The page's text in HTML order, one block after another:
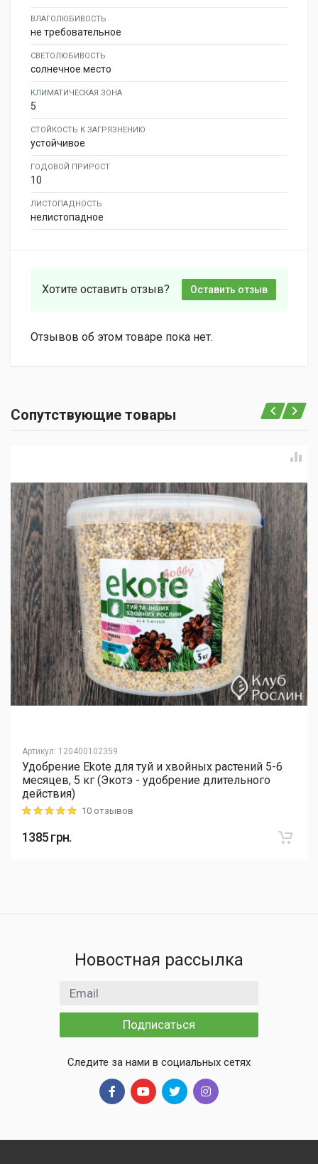
ВЛАГОЛЮБИВОСТЬ
не требовательное
СВЕТОЛЮБИВОСТЬ
солнечное место
КЛИМАТИЧЕСКАЯ ЗОНА
5
СТОЙКОСТЬ К ЗАГРЯЗНЕНИЮ
устойчивое
ГОДОВОЙ ПРИРОСТ
10
ЛИСТОПАДНОСТЬ
нелистопадное
Хотите оставить отзыв? Оставить отзыв
Отзывов об этом товаре пока нет.
Сопутствующие товары
Артикул: 120400102359
Удобрение Ekote для туй и хвойных растений 5-6
месяцев, 5 кг (Экотэ - удобрение длительного
действия)
Rating: 5 out of 510 отзывов
1385грн.
Новостная рассылка
Email адрес
Подписаться
Следите за нами в социальных сетях